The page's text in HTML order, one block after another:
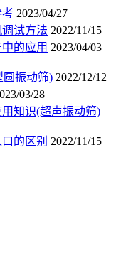
2023/04/27
试方法 2022/11/15
的应用 2023/04/03
圆振动筛) 2022/12/12
03/28
知识(超声振动筛)
的区别 2022/11/15